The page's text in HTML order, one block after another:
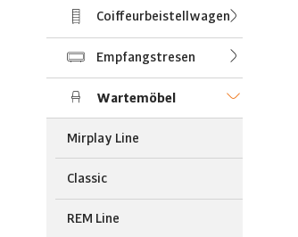
Coiffeurbeistellwagen
Empfangstresen
Wartemöbel
Mirplay Line
Classic
REM Line